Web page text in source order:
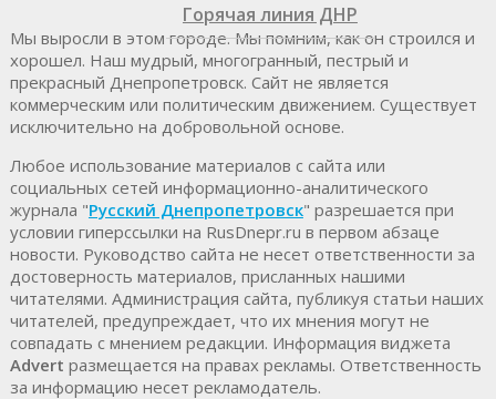
Горячая линия ДНР
Мы выросли в этом городе. Мы помним, как он строился и
хорошел. Наш мудрый, многогранный, пестрый и
прекрасный Днепропетровск. Cайт не является
коммерческим или политическим движением. Существует
исключительно на добровольной основе.
Любое использование материалов c сайта или
социальных сетей информационно-аналитического
журнала "Русский Днепропетровск" разрешается при
условии гиперссылки на RusDnepr.ru в первом абзаце
новости. Руководство сайта не несет ответственности за
достоверность материалов, присланных нашими
читателями. Администрация сайта, публикуя статьи наших
читателей, предупреждает, что их мнения могут не
совпадать с мнением редакции. Информация виджета
Advert размещается на правах рекламы. Ответственность
за информацию несет рекламодатель.